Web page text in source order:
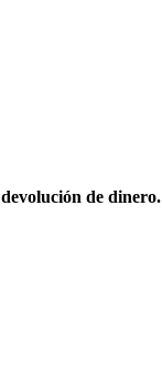
de dinero.